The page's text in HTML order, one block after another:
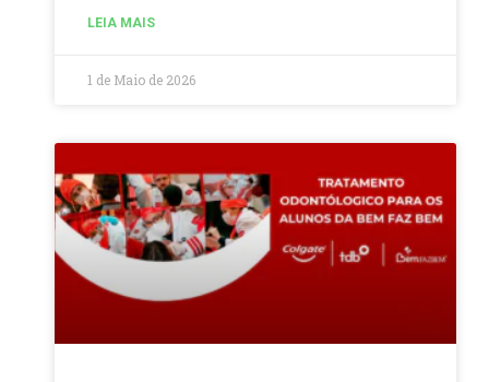
LEIA MAIS
1 de Maio de 2026